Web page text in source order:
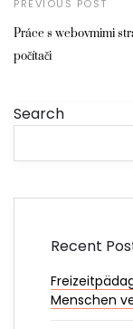
PREVIOUS POST
Práce s webovmimi
počítači
Search
Recent
Menschen